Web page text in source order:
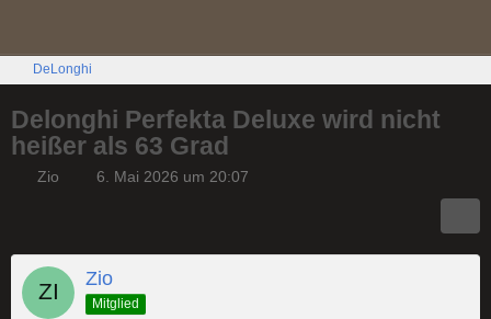
DeLonghi
Delonghi Perfekta Deluxe wird nicht
heißer als 63 Grad
Zio 6. Mai 2026 um 20:07
Zio
Mitglied